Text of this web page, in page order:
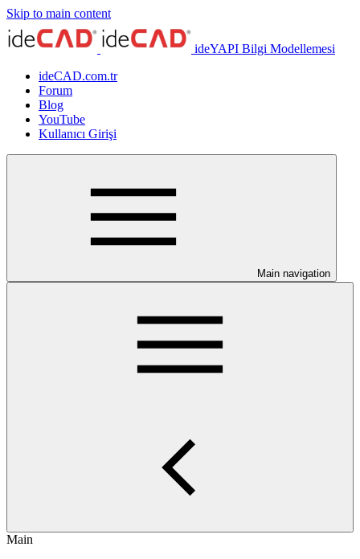
Skip to main content
ideYAPI Bilgi Modellemesi
ideCAD.com.tr
Forum
Blog
YouTube
Kullanıcı Girişi
Main navigation
Main